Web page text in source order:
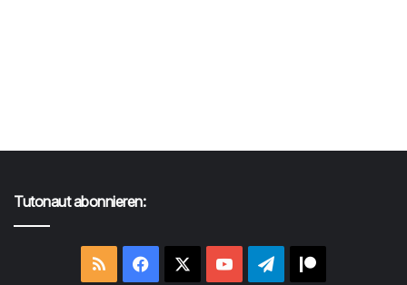
Tutonaut abonnieren:
RSS Facebook YouTubeTelegram